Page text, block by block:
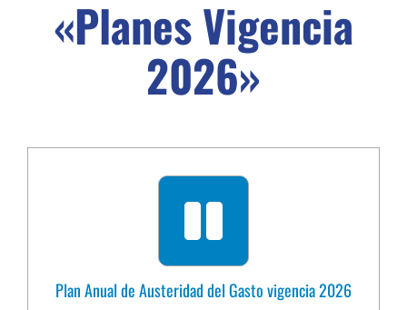
«Planes Vigencia
2026»
Plan Anual de Austeridad del Gasto vigencia 2026